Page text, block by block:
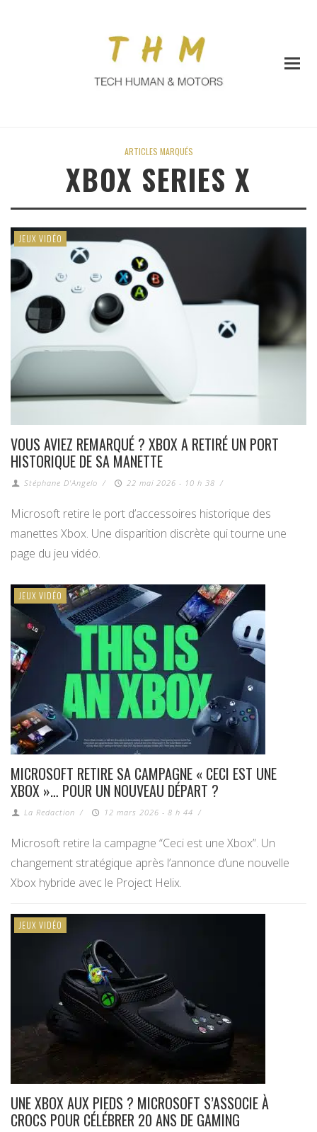
ARTICLES MARQUÉS
XBOX SERIES X
JEUX VIDÉO
VOUS AVIEZ REMARQUÉ ? XBOX A RETIRÉ UN PORT
HISTORIQUE DE SA MANETTE
Stéphane D'Angelo / 22 mai 2026 - 10 h 38 /
Microsoft retire le port d’accessoires historique des
manettes Xbox. Une disparition discrète qui tourne une
page du jeu vidéo.
JEUX VIDÉO
MICROSOFT RETIRE SA CAMPAGNE « CECI EST UNE
XBOX »… POUR UN NOUVEAU DÉPART ?
La Redaction / 12 mars 2026 - 8 h 44 /
Microsoft retire la campagne “Ceci est une Xbox”. Un
changement stratégique après l’annonce d’une nouvelle
Xbox hybride avec le Project Helix.
JEUX VIDÉO
UNE XBOX AUX PIEDS ? MICROSOFT S’ASSOCIE À
CROCS POUR CÉLÉBRER 20 ANS DE GAMING